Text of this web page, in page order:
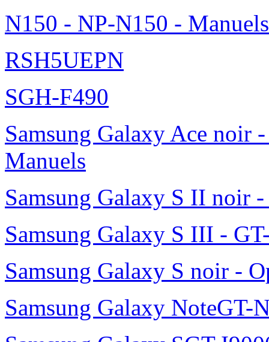
N150 - NP-N150 - Manuels
RSH5UEPN
SGH-F490
Samsung Galaxy Ace noir
Manuels
Samsung Galaxy S II noir
Samsung Galaxy S III -
Samsung Galaxy S noir -
Samsung Galaxy NoteGT-